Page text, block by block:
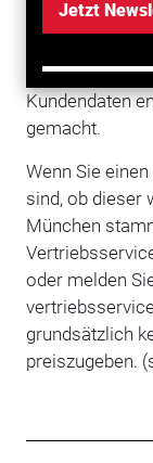
Jetzt
sich von
Kundendaten
gemacht.
Wenn Sie
sind, ob dieser
München
oder melden
grundsätzlich
preiszugeben.